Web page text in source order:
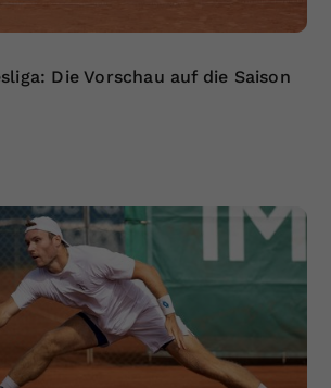
Die Vorschau auf die Saison